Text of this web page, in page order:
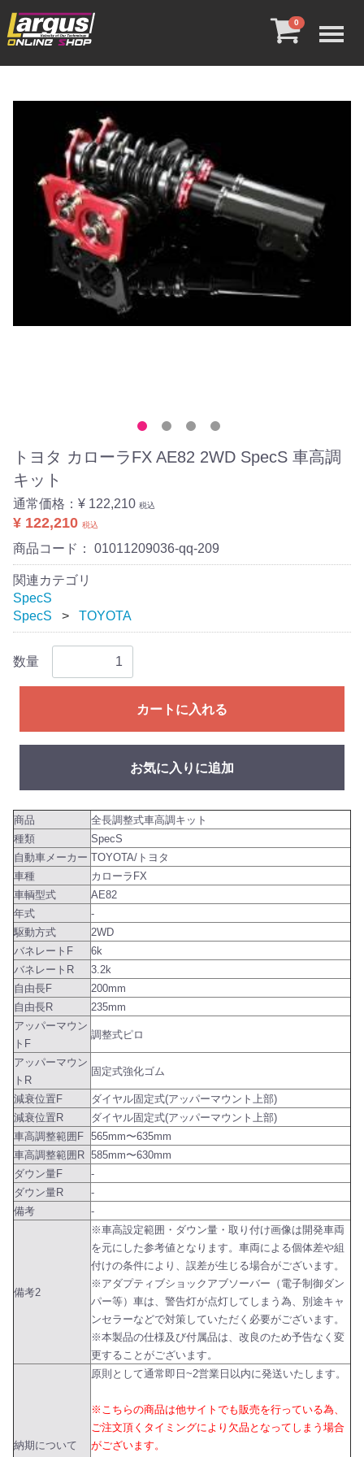
0
トヨタ カローラFX AE82 2WD SpecS 車高調
キット
通常価格： ¥ 122,210 税込
¥ 122,210 税込
商品コード： 01011209036-qq-209
関連カテゴリ
SpecS
SpecS
TOYOTA
数量
カートに入れる
お気に入りに追加
商品
全長調整式車高調キット
種類
SpecS
自動車メーカー TOYOTA/トヨタ
車種
カローラFX
車輌型式
AE82
年式
-
駆動方式
2WD
バネレートF
6k
バネレートR
3.2k
自由長F
200mm
自由長R
235mm
アッパーマウン
トF
調整式ピロ
アッパーマウン
トR
固定式強化ゴム
減衰位置F
ダイヤル固定式(アッパーマウント上部)
減衰位置R
ダイヤル固定式(アッパーマウント上部)
車高調整範囲F 565mm〜635mm
車高調整範囲R 585mm〜630mm
ダウン量F
-
ダウン量R
-
備考
-
備考2
※車高設定範囲・ダウン量・取り付け画像は開発車両
を元にした参考値となります。車両による個体差や組
付けの条件により、誤差が生じる場合がございます。
※アダプティブショックアブソーバー（電子制御ダン
パー等）車は、警告灯が点灯してしまう為、別途キャ
ンセラーなどで対策していただく必要がございます。
※本製品の仕様及び付属品は、改良のため予告なく変
更することがございます。
納期について
原則として通常即日~2営業日以内に発送いたします。
※こちらの商品は他サイトでも販売を行っている為、
ご注文頂くタイミングにより欠品となってしまう場合
がございます。